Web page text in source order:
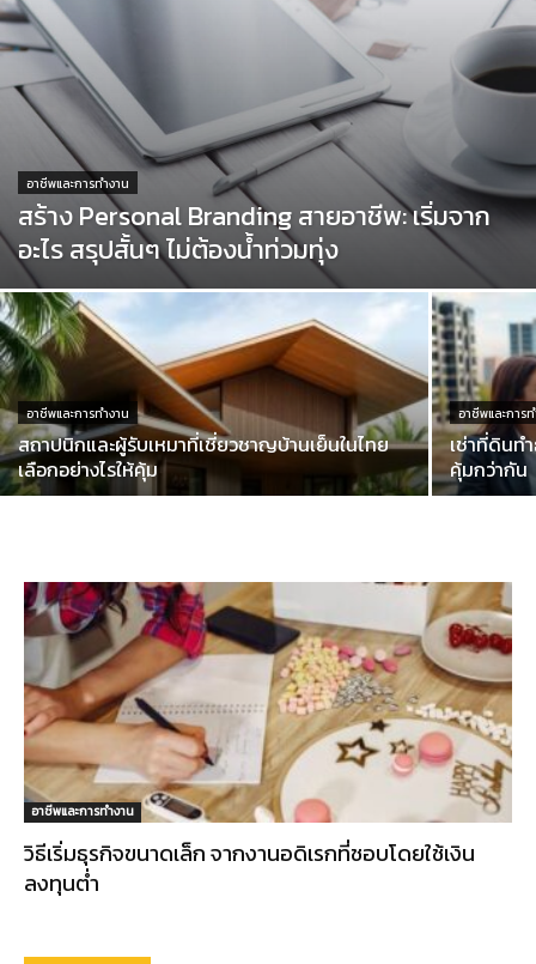
อาชีพและการทำงาน
สร้าง Personal Branding สายอาชีพ: เริ่มจาก
อะไร สรุปสั้นๆ ไม่ต้องน้ำท่วมทุ่ง
อาชีพและการทำงาน
สถาปนิกและผู้รับเหมาที่เชี่ยวชาญบ้านเย็นในไทย
เลือกอย่างไรให้คุ้ม
อาชีพและการ
เช่าที่ดินท
คุ้มกว่ากัน
อาชีพและการทำงาน
วิธีเริ่มธุรกิจขนาดเล็ก จากงานอดิเรกที่ชอบโดยใช้เงิน
ลงทุนต่ำ